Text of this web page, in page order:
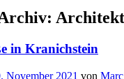
Architekt
in Kranichstein
November 2021 von Marc